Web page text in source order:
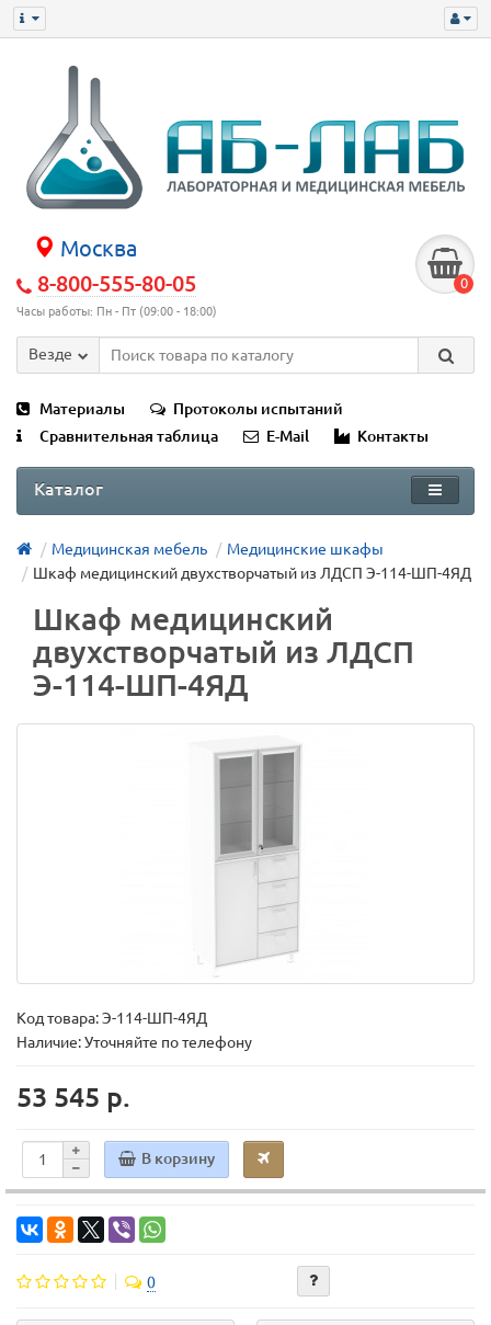
Москва
8-800-555-80-05
Часы работы: Пн - Пт (09:00 - 18:00)
0
Везде
Материалы
Протоколы испытаний
Сравнительная таблица
E-Mail Контакты
Каталог
Медицинская мебель
Медицинские шкафы
Шкаф медицинский двухстворчатый из ЛДСП Э-114-ШП-4ЯД
Шкаф медицинский
двухстворчатый из ЛДСП
Э-114-ШП-4ЯД
Код товара:Э-114-ШП-4ЯД
Наличие: Уточняйте по телефону
53 545 р.
В корзину
0